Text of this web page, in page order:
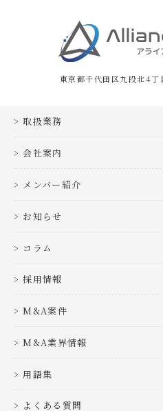
東京都千代田区九段北4
取扱業務
会社案内
メンバー紹介
お知らせ
コラム
採用情報
M&A案件
M&A業界情報
用語集
よくある質問